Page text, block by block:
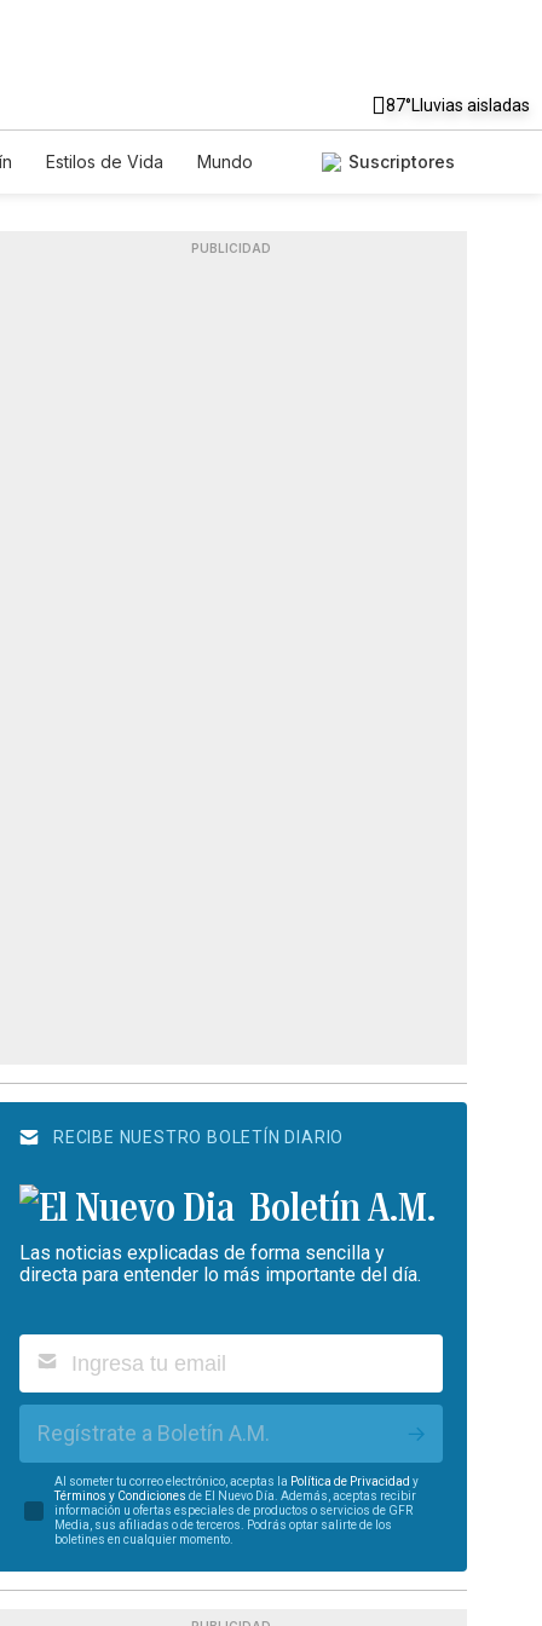
87°Lluvias aisladas
Estilos de Vida
Mundo
Suscriptores
PUBLICIDAD
RECIBE NUESTRO BOLETÍN DIARIO
Boletín A.M.
Las noticias explicadas de forma sencilla y
directa para entender lo más importante del día.
Regístrate a Boletín A.M.
Al someter tu correo electrónico, aceptas la Política de Privacidad y
Términos y Condiciones de El Nuevo Día. Además, aceptas recibir
información u ofertas especiales de productos o servicios de GFR
Media, sus afiliadas o de terceros. Podrás optar salirte de los
boletines en cualquier momento.